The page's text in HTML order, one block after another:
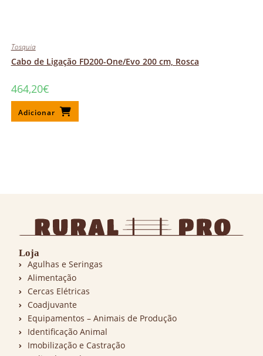
Tosquia
Cabo de Ligação FD200-One/Evo 200 cm, Rosca
464,20€
Adicionar
Loja
Agulhas e Seringas
Alimentação
Cercas Elétricas
Coadjuvante
Equipamentos – Animais de Produção
Identificação Animal
Imobilização e Castração